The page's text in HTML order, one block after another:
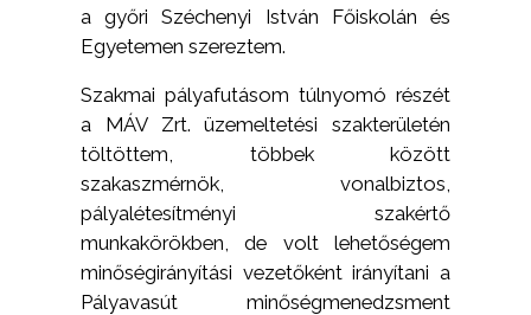
a győri Széchenyi István Főiskolán és
Egyetemen szereztem.
Szakmai pályafutásom túlnyomó részét
a MÁV Zrt. üzemeltetési szakterületén
töltöttem, többek között
szakaszmérnök, vonalbiztos,
pályalétesítményi szakértő
munkakörökben, de volt lehetőségem
minőségirányítási vezetőként irányítani a
Pályavasút minőségmenedzsment